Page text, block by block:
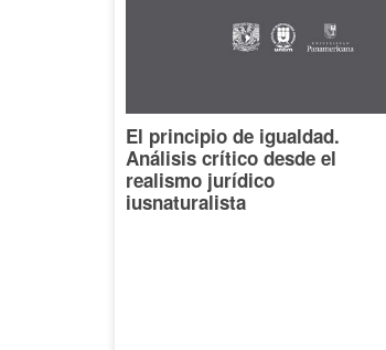
El principio de igualdad.
Análisis crítico desde el
realismo jurídico
iusnaturalista